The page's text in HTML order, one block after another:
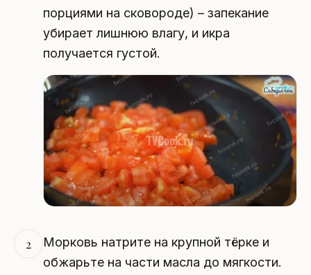
порциями на сковороде) – запекание
убирает лишнюю влагу, и икра
получается густой.
2
Морковь натрите на крупной тёрке и
обжарьте на части масла до мягкости.